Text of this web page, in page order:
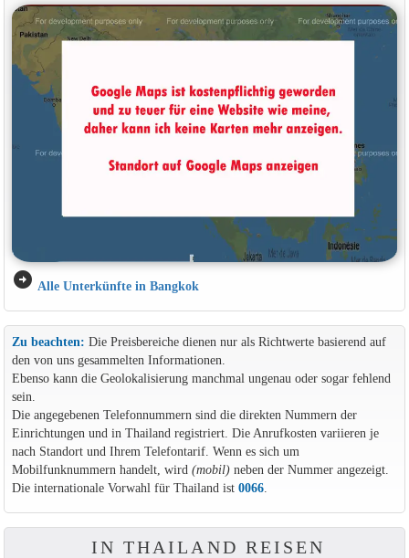
arrow_circle_right Alle Unterkünfte in Bangkok
Zu beachten: Die Preisbereiche dienen nur als Richtwerte basierend auf
den von uns gesammelten Informationen.
Ebenso kann die Geolokalisierung manchmal ungenau oder sogar fehlend
sein.
Die angegebenen Telefonnummern sind die direkten Nummern der
Einrichtungen und in Thailand registriert. Die Anrufkosten variieren je
nach Standort und Ihrem Telefontarif. Wenn es sich um
Mobilfunknummern handelt, wird (mobil)neben der Nummer angezeigt.
Die internationale Vorwahl für Thailand ist 0066.
IN THAILAND REISEN